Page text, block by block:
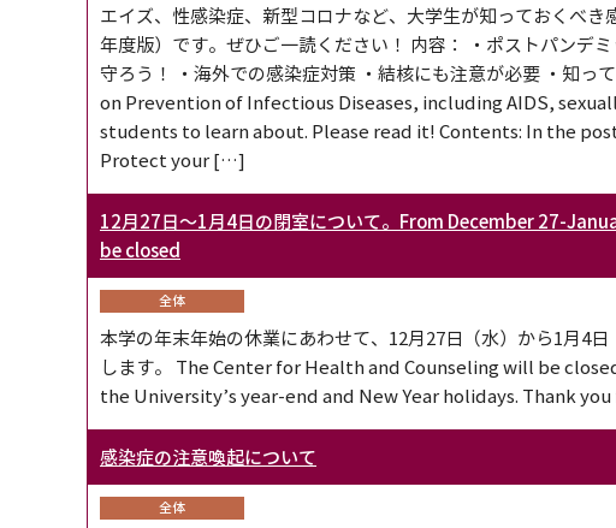
エイズ、性感染症、新型コロナなど、大学生が知っておくべ
年度版）です。ぜひご一読ください！ 内容： ・ポストパンデ
守ろう！ ・海外での感染症対策 ・結核にも注意が必要 ・知
on Prevention of Infectious Diseases, including AIDS,
students to learn about. Please read it! Contents: In the
Protect your […]
12月27日～1月4日の閉室について。From December 27-
be closed
全体
本学の年末年始の休業にあわせて、12月27日（水）から1月4
します。 The Center for Health and Counseling will be
the University’s year-end and New Year holidays. Thank
感染症の注意喚起について
全体